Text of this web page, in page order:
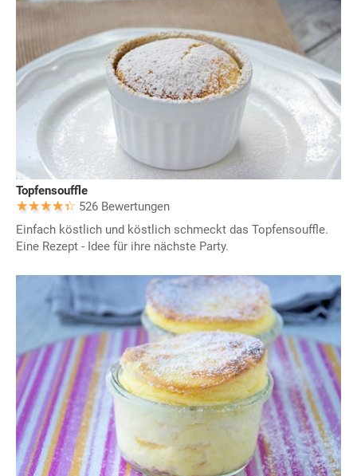
Topfensouffle
526 Bewertungen
Einfach köstlich und köstlich schmeckt das Topfensouffle.
Eine Rezept - Idee für ihre nächste Party.